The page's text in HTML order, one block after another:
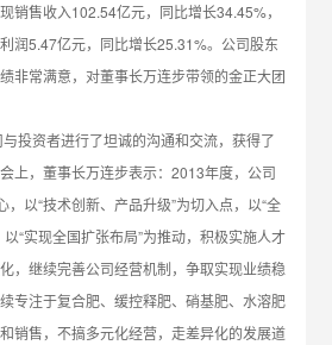
销售收入102.54亿元，同比增长34.45%，
润5.47亿元，同比增长25.31%。公司股东
非常满意，对董事长万连步带领的金正大团
者进行了坦诚的沟通和交流，获得了
上，董事长万连步表示：2013年度，公司
，以“技术创新、产品升级”为切入点，以“全
“实现全国扩张布局”为推动，积极实施人才
，继续完善公司经营机制，争取实现业绩稳
专注于复合肥、缓控释肥、硝基肥、水溶肥
销售，不搞多元化经营，走差异化的发展道